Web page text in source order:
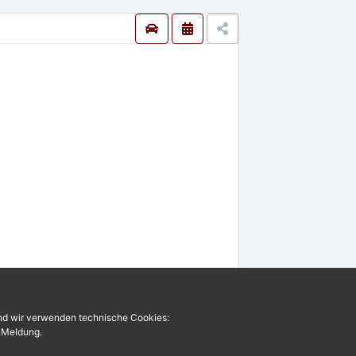
wir verwenden technische Cookies: